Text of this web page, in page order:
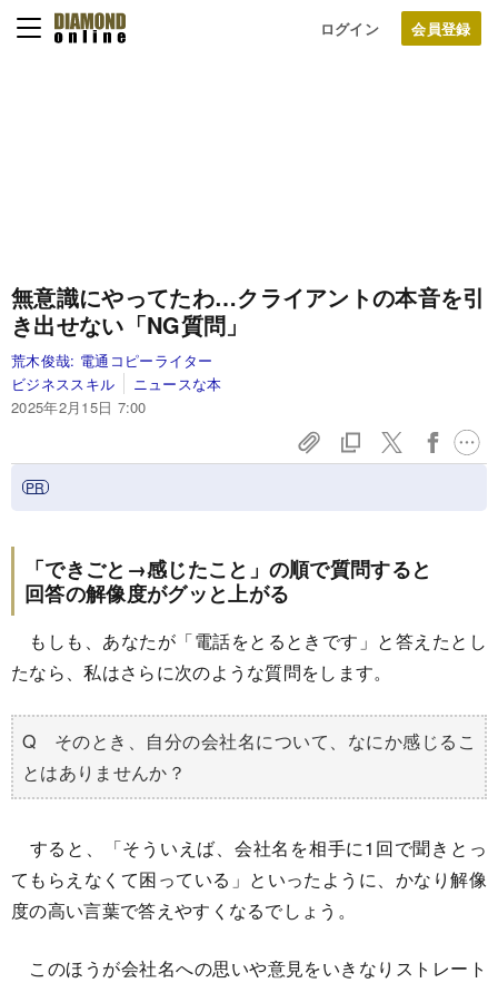
ログイン
無意識にやってたわ…クライアントの本音を引
き出せない「NG質問」
荒木俊哉: 電通コピーライター
ビジネススキル
ニュースな本
2025年2月15日 7:00
「できごと→感じたこと」の順で質問すると
回答の解像度がグッと上がる
もしも、あなたが「電話をとるときです」と答えたとし
たなら、私はさらに次のような質問をします。
Q そのとき、自分の会社名について、なにか感じるこ
とはありませんか？
すると、「そういえば、会社名を相手に1回で聞きとっ
てもらえなくて困っている」といったように、かなり解像
度の高い言葉で答えやすくなるでしょう。
このほうが会社名への思いや意見をいきなりストレート